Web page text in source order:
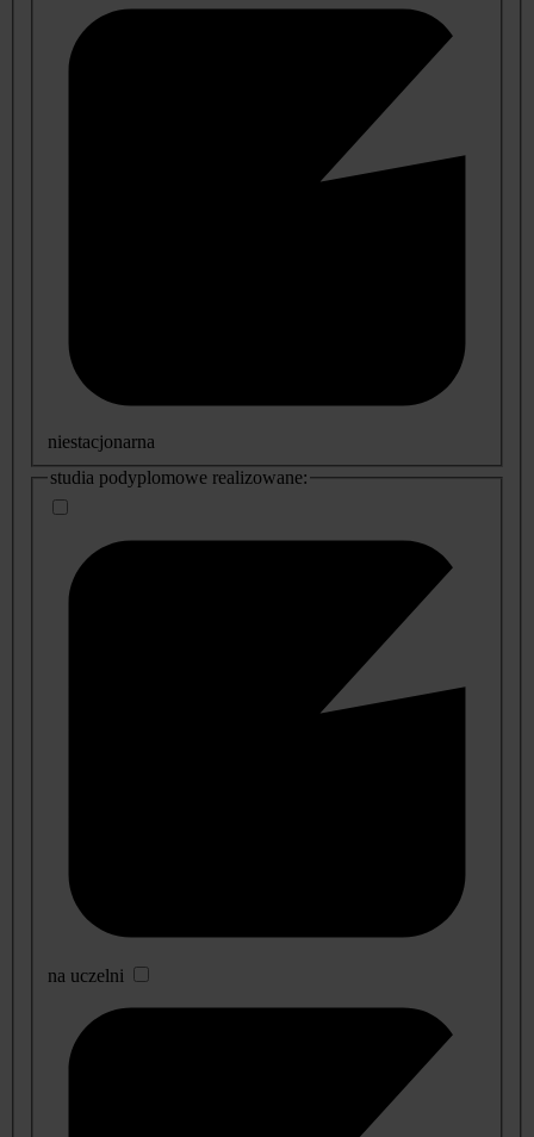
niestacjonarna
studia podyplomowe realizowane:
na uczelni